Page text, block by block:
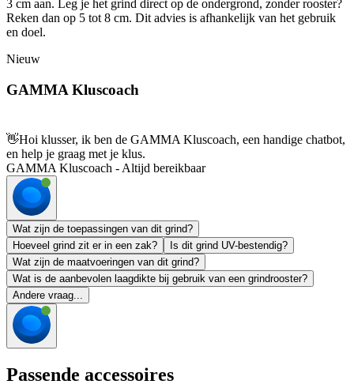
3 cm aan. Leg je het grind direct op de ondergrond, zonder rooster?
Reken dan op 5 tot 8 cm. Dit advies is afhankelijk van het gebruik
en doel.
Nieuw
GAMMA Kluscoach
👋Hoi klusser, ik ben de GAMMA Kluscoach, een handige chatbot,
en help je graag met je klus.
GAMMA Kluscoach - Altijd bereikbaar
Wat zijn de toepassingen van dit grind?
Hoeveel grind zit er in een zak?
Is dit grind UV-bestendig?
Wat zijn de maatvoeringen van dit grind?
Wat is de aanbevolen laagdikte bij gebruik van een grindrooster?
Andere vraag...
Passende accessoires